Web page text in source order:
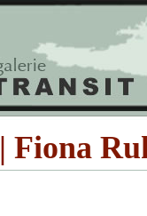
| Fiona